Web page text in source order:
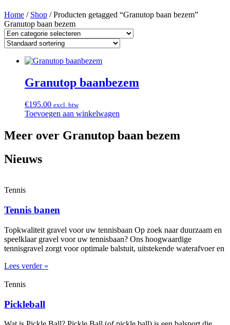
Home / Shop / Producten getagged “Granutop baan bezem”
Granutop baan bezem
Granutop baanbezem
€195.00 excl. btw
Toevoegen aan winkelwagen
Meer over Granutop baan bezem
Nieuws
Tennis
Tennis banen
Topkwaliteit gravel voor uw tennisbaan Op zoek naar duurzaam en
speelklaar gravel voor uw tennisbaan? Ons hoogwaardige
tennisgravel zorgt voor optimale balstuit, uitstekende waterafvoer en
Lees verder »
Tennis
Pickleball